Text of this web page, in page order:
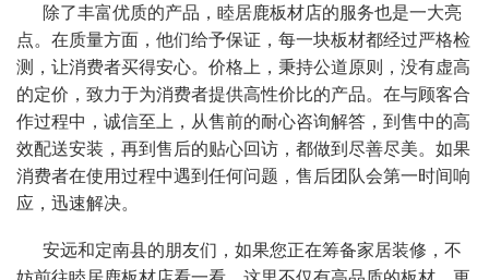
除了丰富优质的产品，睦居鹿板材店的服务也是一大亮
点。在质量方面，他们给予保证，每一块板材都经过严格检
测，让消费者买得安心。价格上，秉持公道原则，没有虚高
的定价，致力于为消费者提供高性价比的产品。在与顾客合
作过程中，诚信至上，从售前的耐心咨询解答，到售中的高
效配送安装，再到售后的贴心回访，都做到尽善尽美。如果
消费者在使用过程中遇到任何问题，售后团队会第一时间响
应，迅速解决。
安远和定南县的朋友们，如果您正在筹备家居装修，不